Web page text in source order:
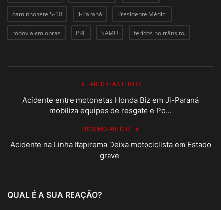
caminhonete S-10 Ji-Paraná Presidente Médici
rodovia em obras PRF SAMU feridos no trânsito.
ARTIGO ANTERIOR
Acidente entre motonetas Honda Biz em Ji-Paraná
mobiliza equipes de resgate e Po...
PRÓXIMO ARTIGO
Acidente na Linha Itapirema Deixa motociclista em Estado
grave
QUAL É A SUA REAÇÃO?